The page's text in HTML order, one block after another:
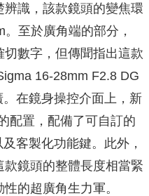
識，該款鏡頭的變焦環
。至於廣角端的部分，
數字，但傳聞指出這款
16-28mm F2.8 DG
在鏡身操控介面上，新
配置，配備了可自訂的
客製化功能鍵。此外，
鏡頭的整體長度相當緊
的超廣角生力軍。